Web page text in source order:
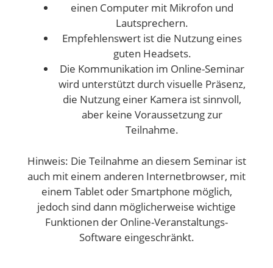
einen Computer mit Mikrofon und
Lautsprechern.
Empfehlenswert ist die Nutzung eines
guten Headsets.
Die Kommunikation im Online-Seminar
wird unterstützt durch visuelle Präsenz,
die Nutzung einer Kamera ist sinnvoll,
aber keine Voraussetzung zur
Teilnahme.
Hinweis: Die Teilnahme an diesem Seminar ist
auch mit einem anderen Internetbrowser, mit
einem Tablet oder Smartphone möglich,
jedoch sind dann möglicherweise wichtige
Funktionen der Online-Veranstaltungs-
Software eingeschränkt.